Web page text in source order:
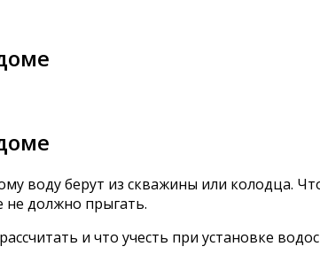
воду берут из скважины или колодца.
не должно прыгать.
и что учесть при установке